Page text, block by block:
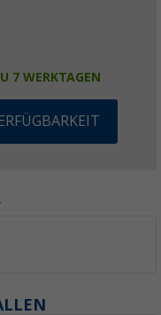
7 WERKTAGEN